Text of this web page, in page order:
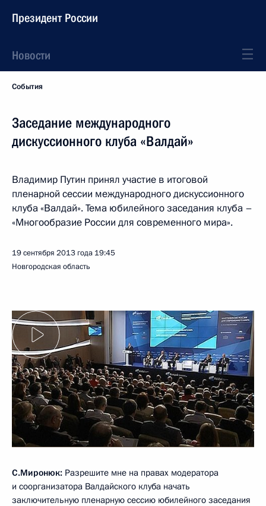
Президент России
Новости
События
Заседание международного
дискуссионного клуба «Валдай»
Владимир Путин принял участие в итоговой
пленарной сессии международного дискуссионного
клуба «Валдай». Тема юбилейного заседания клуба –
«Многообразие России для современного мира».
19 сентября 2013 года 19:45
Новгородская область
С.Миронюк: Разрешите мне на правах модератора
и соорганизатора Валдайского клуба начать
заключительную пленарную сессию юбилейного заседания